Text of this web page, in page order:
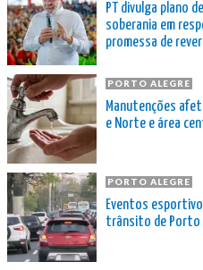
PT divulga plano
soberania em
promessa de
PORTO ALEGRE
Manutenções
e Norte e área
PORTO ALEGRE
Eventos
trânsito de Porto